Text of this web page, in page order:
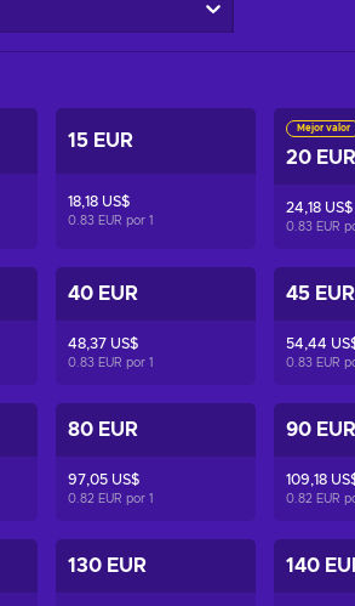
15 EUR
18,18 US$
0.83 EUR por 1
Mejor valor
20 EUR
24,18 US$
0.83 EUR
40 EUR
48,37 US$
0.83 EUR por 1
45 EUR
54,44
0.83 EUR
80 EUR
97,05 US$
0.82 EUR por 1
90 EUR
109,18
0.82 EUR
130 EUR 140